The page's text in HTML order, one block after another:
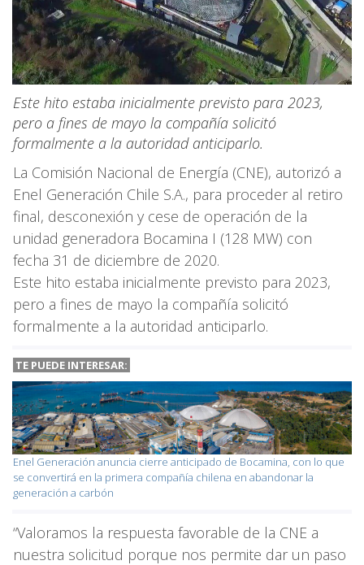
Este hito estaba inicialmente previsto para 2023,
pero a fines de mayo la compañía solicitó
formalmente a la autoridad anticiparlo.
La Comisión Nacional de Energía (CNE), autorizó a
Enel Generación Chile S.A., para proceder al retiro
final, desconexión y cese de operación de la
unidad generadora Bocamina I (128 MW) con
fecha 31 de diciembre de 2020.
Este hito estaba inicialmente previsto para 2023,
pero a fines de mayo la compañía solicitó
formalmente a la autoridad anticiparlo.
TE PUEDE INTERESAR:
Enel Generación anuncia cierre anticipado de Bocamina, con lo que
se convertirá en la primera compañía chilena en abandonar la
generación a carbón
“Valoramos la respuesta favorable de la CNE a
nuestra solicitud porque nos permite dar un paso